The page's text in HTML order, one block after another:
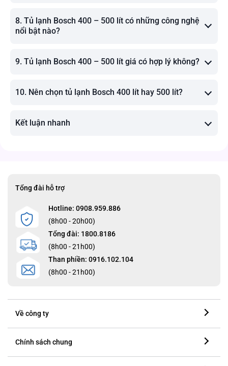
8. Tủ lạnh Bosch 400 – 500 lít có những công nghệ
nổi bật nào?
9. Tủ lạnh Bosch 400 – 500 lít giá có hợp lý không?
10. Nên chọn tủ lạnh Bosch 400 lít hay 500 lít?
Kết luận nhanh
Tổng đài hỗ trợ
Hotline: 0908.959.886
(8h00 - 20h00)
Tổng đài: 1800.8186
(8h00 - 21h00)
Than phiền: 0916.102.104
(8h00 - 21h00)
Về công ty
Chính sách chung